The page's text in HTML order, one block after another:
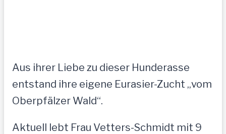
Aus ihrer Liebe zu dieser Hunderasse
entstand ihre eigene Eurasier-Zucht „vom
Oberpfälzer Wald“.
Aktuell lebt Frau Vetters-Schmidt mit 9